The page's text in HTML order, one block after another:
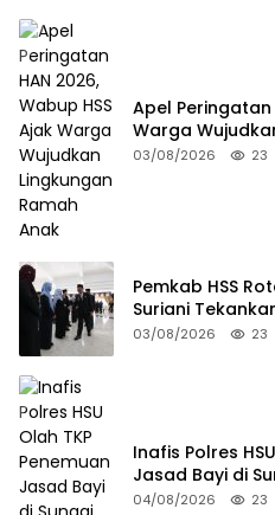
Apel Peringatan
Warga
03/08/2026 23
Pemkab HSS
Suriani
03/08/2026 23
Inafis Polres
Jasad Bayi di
04/08/2026 23